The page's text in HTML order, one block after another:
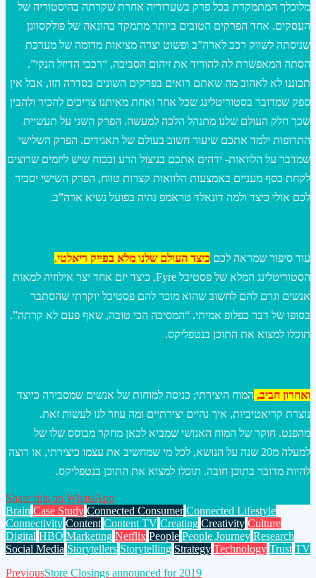
מלוכלך המתמקדת בכל פרק בשערוריה אחרת שקרתה בהיסטוריה של
העסקים. אחד הפרקים הטובים ביותר מתמקד בהונאה של פולקסווגן
שניסתה לשווק רכב לארה”ב ופשוט יצרה מציאות מדומה של מערכת
הסתה המאפשרת לה להוריד את זיהום הסביבה, “רכבי הדיזל הנקי”.
תכוננו לא לאהוב מה שאתם רואים בפרקים השונים בסדרה הזו, אבל אין
ספק שמדובר בסטוריטלינג שכל אחד ואחת מאיתנו צריכים להכיר ולהבין
שכך חלק העולם שלנו מתנהל הלכה למעשה. הפרק השני על תעשיית
התרופות ילמד אתכם שיעור חשוב בעולם של תאגידים. הפרק השלישי
שמדבר על הלוואות- ידהים אתכם בניצול הרע ובכוח שיש ליזמים שרוצים
לקחת כסף מעניים באמצעות הלוואות קצרות טווח, הפרק השישי יסביר
לכם אולי כיצד ולמה דונאלד טראמפ נהיה בפועל נשיא ארה”ב.
עוד סיפור שמראה לכם כיצד העולם שלנו מלא בפייק ריאלטי,
הסטוריטלינג המלא של פסטיבל Fyre, כיצד יזם אחד יצר אילוזיה למאות
אנשים וגרם להם לחשוב שהוא מוכר להם פסטיבל יוקרתי שהסתבר
בסופו של דבר כפלופ אמיתי. “המסיבה הכי טובה, שאף פעם לא קרתה”.
תוכלו למצוא את התוכן בנטפליקס.
ואחרון חביב, המוח היצירתי; כניסה למוחות של אנשים שמסבירה כייצד
נוצרת קריאטיביות, איך נהיים יצירתיים ומה עוזר לנו לעשות זאת.
מהפנט. חוקר של המוח האנושי שמביא לכאן מחקר מבוסס שלו של
למעלה מ20 שנה על הנושא, לכל מי שמחשיב את עצמו כיצירתי, או רוצה
להיות מדובר בתוכן חובה. תוכלו למצוא את התוכן בנטפליקס.
Share this on WhatsApp
Brain Case Study Connected Consumer Connected Lifestyle
Connectivity Content Content TV Creating Creativity Culture
Digital HBO Marketing Netflix People People Journey Research
Social Media Storytellers Storytelling Strategy Technology Trust TV
PreviousStore Closings announced for 2019